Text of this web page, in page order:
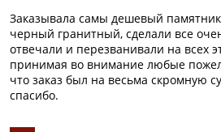
Заказывала самы дешевый
черный гранитный, сделали все
отвечали и перезванивали на всех
принимая во внимание любые
что заказ был на весьма скромную
спасибо.